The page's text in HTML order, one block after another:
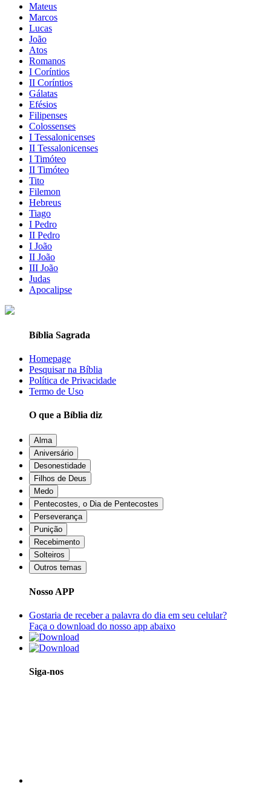
Mateus
Marcos
Lucas
João
Atos
Romanos
I Coríntios
II Coríntios
Gálatas
Efésios
Filipenses
Colossenses
I Tessalonicenses
II Tessalonicenses
I Timóteo
II Timóteo
Tito
Filemon
Hebreus
Tiago
I Pedro
II Pedro
I João
II João
III João
Judas
Apocalipse
Bíblia Sagrada
Homepage
Pesquisar na Bíblia
Política de Privacidade
Termo de Uso
O que a Bíblia diz
Alma
Aniversário
Desonestidade
Filhos de Deus
Medo
Pentecostes, o Dia de Pentecostes
Perseverança
Punição
Recebimento
Solteiros
Outros temas
Nosso APP
Gostaria de receber a palavra do dia em seu celular?
Faça o download do nosso app abaixo
Siga-nos